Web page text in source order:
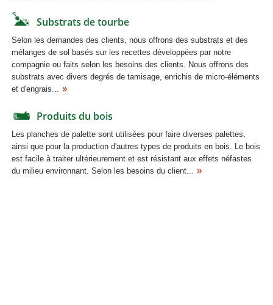
Substrats de tourbe
Selon les demandes des clients, nous offrons des substrats et des
mélanges de sol basés sur les recettes développées par notre
compagnie ou faits selon les besoins des clients. Nous offrons des
substrats avec divers degrés de tamisage, enrichis de micro-éléments
et d'engrais...
Produits du bois
Les planches de palette sont utilisées pour faire diverses palettes,
ainsi que pour la production d'autres types de produits en bois. Le bois
est facile à traiter ultérieurement et est résistant aux effets néfastes
du milieu environnant. Selon les besoins du client...